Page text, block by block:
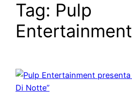
Tag: Pulp
Entertainment